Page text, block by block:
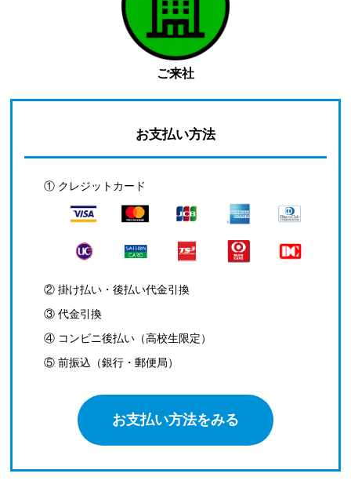
ご来社
お支払い方法
① クレジットカード
② 掛け払い・後払い代金引換
③ 代金引換
④ コンビニ後払い（高校生限定）
⑤ 前振込（銀行・郵便局）
お支払い方法をみる